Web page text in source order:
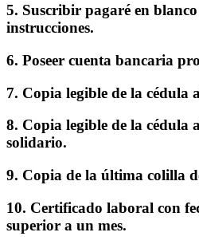
5. Suscribir pagaré en
instrucciones.
6. Poseer cuenta bancaria
7. Copia legible de la cédula
8. Copia legible de la cédula
solidario.
9. Copia de la última colilla
10. Certificado laboral con
superior a un mes.